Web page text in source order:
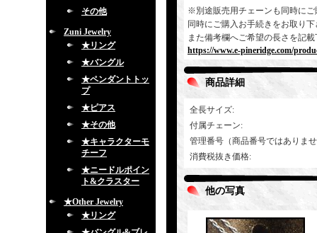
その他
Zuni Jewelry
★リング
★バングル
★ペンダントトッ
プ
★ピアス
★その他
★キャラクターモ
チーフ
★ニードルポイン
ト&クラスター
★Other Jewelry
★リング
※別途販売用チェーンも同時に
同時にご購入お手続きをお取り
また備考欄へご希望の長さを記
https://www.e-pineridge.com/
商品詳細
全長サイズ:
付属チェーン:
管理番号（商品番号ではありま
消費税抜き価格:
他の写真